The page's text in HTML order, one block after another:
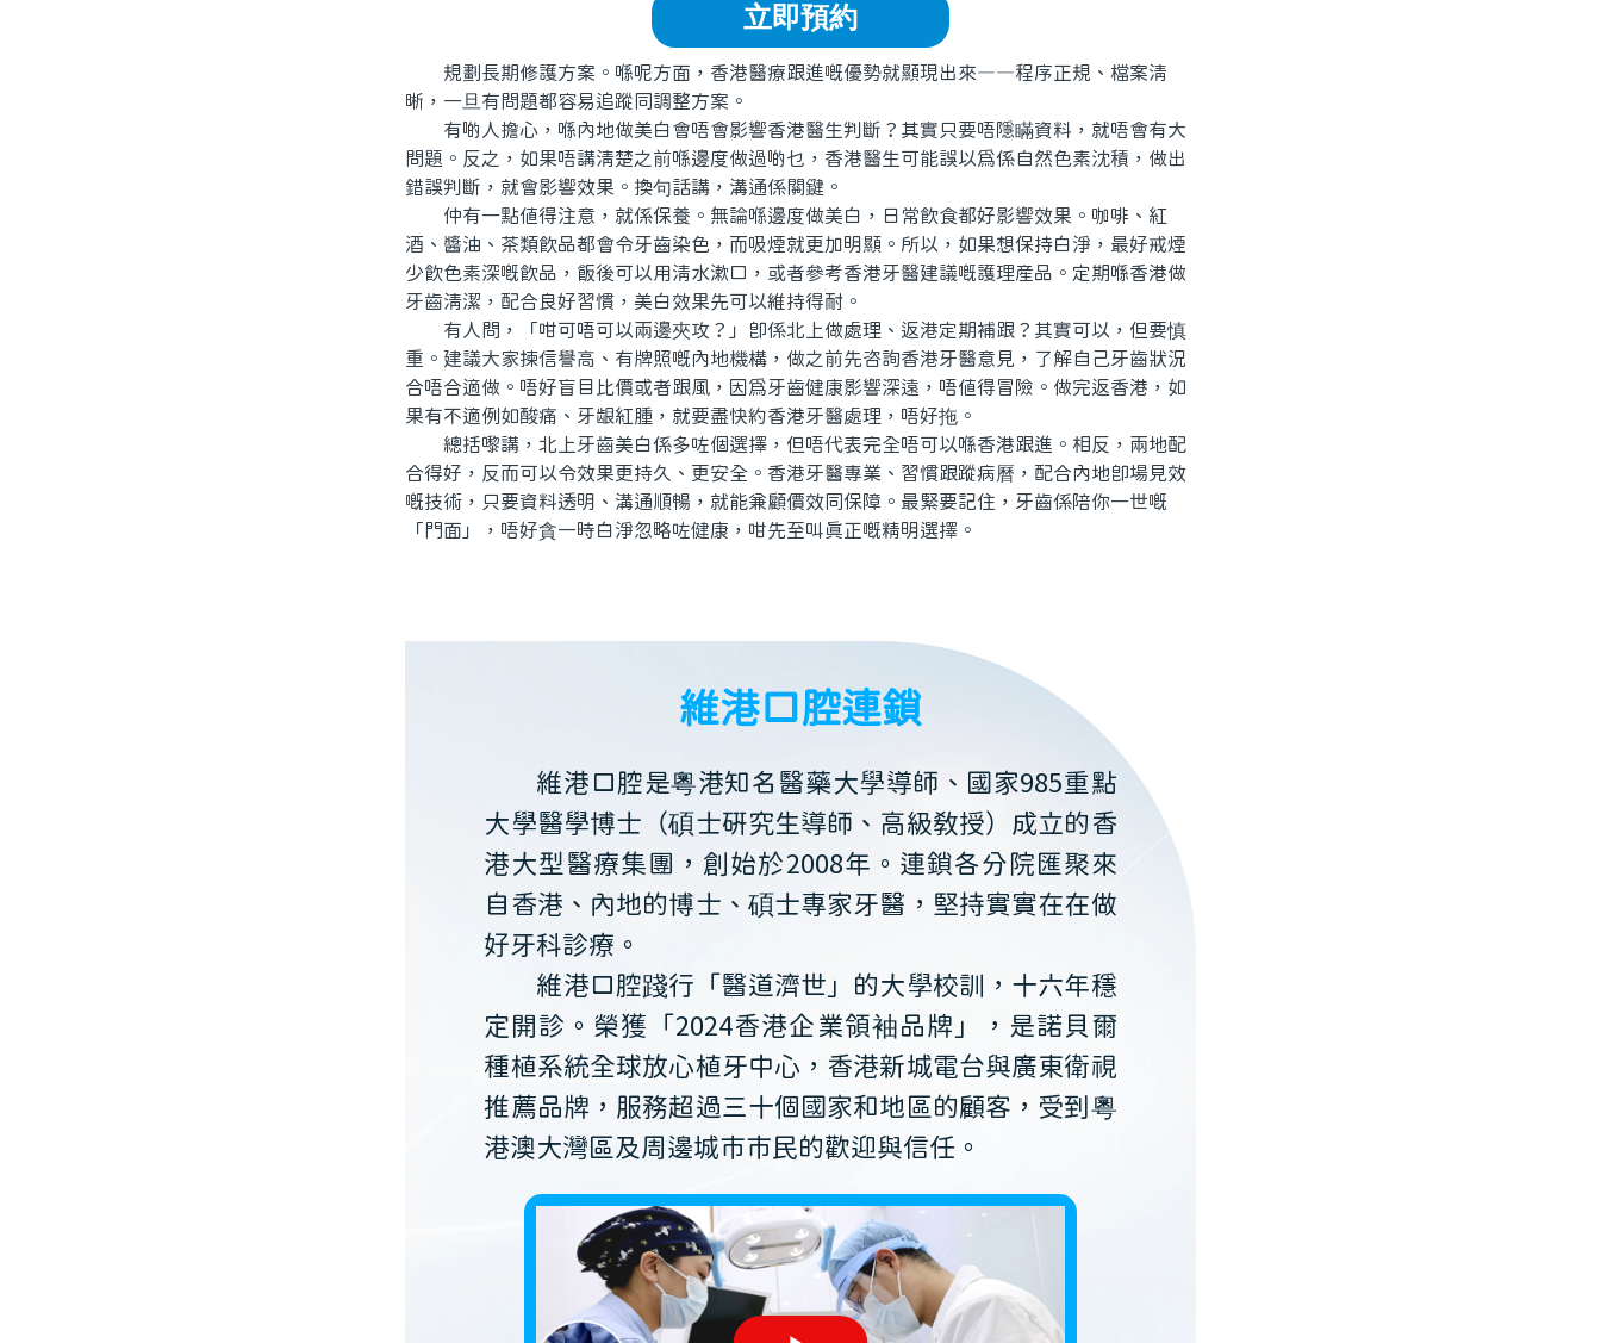
立即預約
規劃長期修護方案。喺呢方面，香港醫療跟進嘅優勢就顯現出來——程序正規、檔案清
晰，一旦有問題都容易追蹤同調整方案。
有啲人擔心，喺內地做美白會唔會影響香港醫生判斷？其實只要唔隱瞞資料，就唔會有大
問題。反之，如果唔講清楚之前喺邊度做過啲乜，香港醫生可能誤以爲係自然色素沈積，做出
錯誤判斷，就會影響效果。換句話講，溝通係關鍵。
仲有一點值得注意，就係保養。無論喺邊度做美白，日常飲食都好影響效果。咖啡、紅
酒、醬油、茶類飲品都會令牙齒染色，而吸煙就更加明顯。所以，如果想保持白淨，最好戒煙
少飲色素深嘅飲品，飯後可以用清水漱口，或者參考香港牙醫建議嘅護理産品。定期喺香港做
牙齒清潔，配合良好習慣，美白效果先可以維持得耐。
有人問，「咁可唔可以兩邊夾攻？」即係北上做處理、返港定期補跟？其實可以，但要慎
重。建議大家揀信譽高、有牌照嘅內地機構，做之前先咨詢香港牙醫意見，了解自己牙齒狀況
合唔合適做。唔好盲目比價或者跟風，因爲牙齒健康影響深遠，唔值得冒險。做完返香港，如
果有不適例如酸痛、牙龈紅腫，就要盡快約香港牙醫處理，唔好拖。
總括嚟講，北上牙齒美白係多咗個選擇，但唔代表完全唔可以喺香港跟進。相反，兩地配
合得好，反而可以令效果更持久、更安全。香港牙醫專業、習慣跟蹤病曆，配合內地即場見效
嘅技術，只要資料透明、溝通順暢，就能兼顧價效同保障。最緊要記住，牙齒係陪你一世嘅
「門面」，唔好貪一時白淨忽略咗健康，咁先至叫真正嘅精明選擇。
維港口腔連鎖
維港口腔是粵港知名醫藥大學導師、國家985重點
大學醫學博士（碩士研究生導師、高級教授）成立的香
港大型醫療集團，創始於2008年。連鎖各分院匯聚來
自香港、內地的博士、碩士專家牙醫，堅持實實在在做
好牙科診療。
維港口腔踐行「醫道濟世」的大學校訓，十六年穩
定開診。榮獲「2024香港企業領袖品牌」，是諾貝爾
種植系統全球放心植牙中心，香港新城電台與廣東衛視
推薦品牌，服務超過三十個國家和地區的顧客，受到粵
港澳大灣區及周邊城市市民的歡迎與信任。